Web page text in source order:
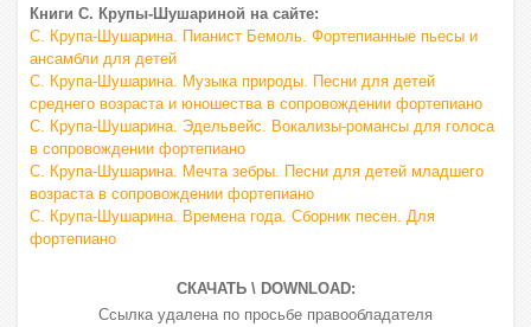
Книги С. Крупы-Шушариной на сайте:
С. Крупа-Шушарина. Пианист Бемоль. Фортепианные пьесы и
ансамбли для детей
С. Крупа-Шушарина. Музыка природы. Песни для детей
среднего возраста и юношества в сопровождении фортепиано
С. Крупа-Шушарина. Эдельвейс. Вокализы-романсы для голоса
в сопровождении фортепиано
С. Крупа-Шушарина. Мечта зебры. Песни для детей младшего
возраста в сопровождении фортепиано
С. Крупа-Шушарина. Времена года. Сборник песен. Для
фортепиано
СКАЧАТЬ \ DOWNLOAD:
Ссылка удалена по просьбе правообладателя